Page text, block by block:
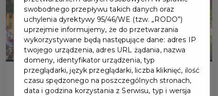
swobodnego przepływu takich danych oraz
uchylenia dyrektywy 95/46/WE (tzw. „RODO”)
uprzejmie informujemy, że do przetwarzania
wykorzystywane będą następujące dane: adres IP
twojego urządzenia, adres URL żądania, nazwa
domeny, identyfikator urządzenia, typ
przeglądarki, język przeglądarki, liczba kliknięć, ilość
czasu spędzonego na poszczególnych stronach,
data i godzina korzystania z Serwisu, typ i wersja